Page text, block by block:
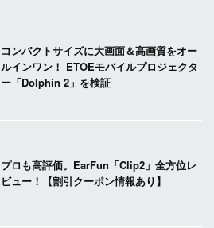
コンパクトサイズに大画面＆高画質をオー
ルインワン！ ETOEモバイルプロジェクタ
ー「Dolphin 2」を検証
プロも高評価。EarFun「Clip2」全方位レ
ビュー！【割引クーポン情報あり】